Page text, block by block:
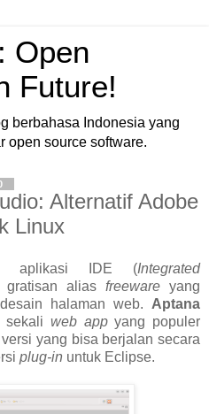
Open
Future!
berbahasa Indonesia yang
open source software.
Alternatif Adobe
Linux
aplikasi IDE (Integrated
gratisan alias freeware yang
halaman web. Aptana
sekali web appyang populer
yang bisa berjalan secara
plug-in untuk Eclipse.